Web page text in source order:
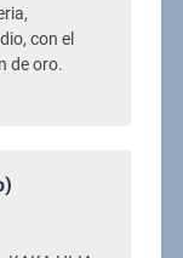
con el
de oro.